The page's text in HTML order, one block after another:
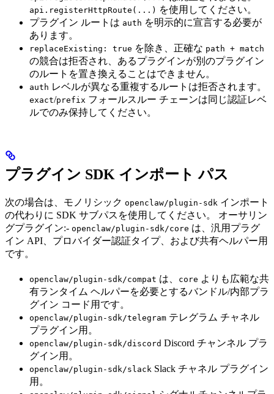
api.registerHttpRoute(...) を使用してください。
プラグイン ルートは auth を明示的に宣言する必要が
あります。
replaceExisting: true を除き、正確な path + match
の競合は拒否され、あるプラグインが別のプラグイン
のルートを置き換えることはできません。
auth レベルが異なる重複するルートは拒否されます。
exact/prefix フォールスルー チェーンは同じ認証レベ
ルでのみ保持してください。
プラグイン SDK インポート パス
次の場合は、モノリシック openclaw/plugin-sdk インポート
の代わりに SDK サブパスを使用してください。 オーサリン
グプラグイン:- openclaw/plugin-sdk/core は、汎用プラグ
イン API、プロバイダー認証タイプ、および共有ヘルパー用
です。
openclaw/plugin-sdk/compat は、 core よりも広範な共
有ランタイム ヘルパーを必要とするバンドル/内部プラ
グイン コード用です。
openclaw/plugin-sdk/telegram テレグラム チャネル
プラグイン用。
openclaw/plugin-sdk/discord Discord チャンネル プラ
グイン用。
openclaw/plugin-sdk/slack Slack チャネル プラグイン
用。